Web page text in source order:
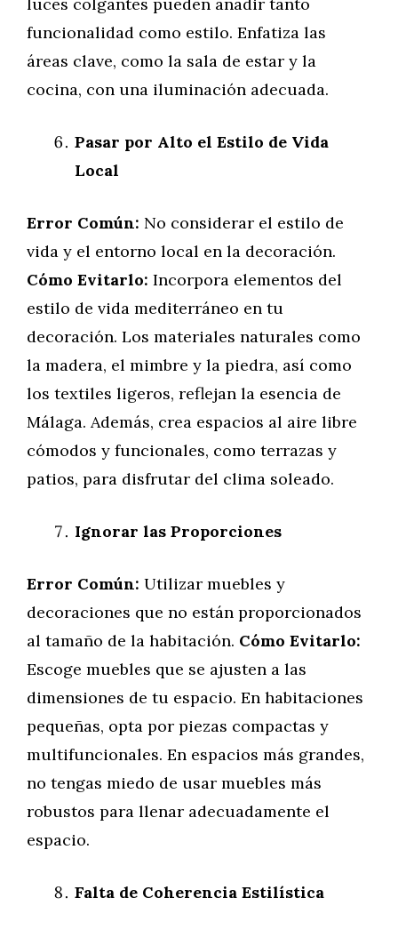
funcionalidad como estilo. Enfatiza las
áreas clave, como la sala de estar y la
cocina, con una iluminación adecuada.
Pasar por Alto el Estilo de Vida
Local
Error Común: No considerar el estilo de
vida y el entorno local en la decoración.
Cómo Evitarlo: Incorpora elementos del
estilo de vida mediterráneo en tu
decoración. Los materiales naturales como
la madera, el mimbre y la piedra, así como
los textiles ligeros, reflejan la esencia de
Málaga. Además, crea espacios al aire libre
cómodos y funcionales, como terrazas y
patios, para disfrutar del clima soleado.
Ignorar las Proporciones
Error Común: Utilizar muebles y
decoraciones que no están proporcionados
al tamaño de la habitación. Cómo Evitarlo:
Escoge muebles que se ajusten a las
dimensiones de tu espacio. En habitaciones
pequeñas, opta por piezas compactas y
multifuncionales. En espacios más grandes,
no tengas miedo de usar muebles más
robustos para llenar adecuadamente el
espacio.
Falta de Coherencia Estilística